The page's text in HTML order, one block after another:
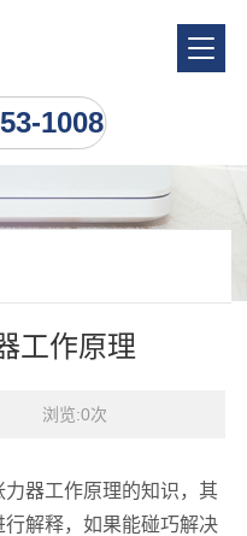
1008
工作原理
浏览:0次
器工作原理的知识，其
解释，如果能碰巧解决